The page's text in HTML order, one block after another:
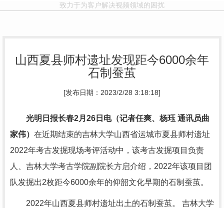
致力于为客户解决视频领域的困扰
山西夏县师村遗址发现距今6000余年
石制蚕茧
[发布日期：2023/2/28 3:18:18]
光明日报长春2月26日电（记者任爽、杨珏 通讯员曲
家伟） 在近期结束的吉林大学山西省运城市夏县师村遗址
2022年考古发掘现场考评活动中，该考古发掘项目负责
人、吉林大学考古学院副院长方启介绍，2022年该项目团
队发掘出2枚距今6000余年的仰韶文化早期的石制蚕茧。
2022年山西夏县师村遗址出土的石制蚕茧。 吉林大学